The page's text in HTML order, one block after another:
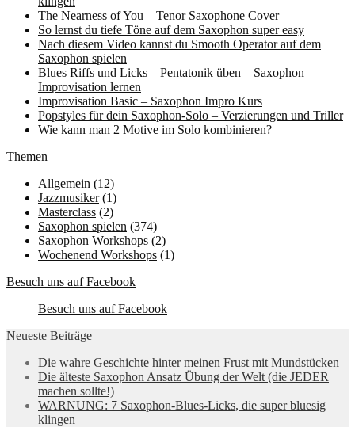
The Nearness of You – Tenor Saxophone Cover
So lernst du tiefe Töne auf dem Saxophon super easy
Nach diesem Video kannst du Smooth Operator auf dem
Saxophon spielen
Blues Riffs und Licks – Pentatonik üben – Saxophon
Improvisation lernen
Improvisation Basic – Saxophon Impro Kurs
Popstyles für dein Saxophon-Solo – Verzierungen und Triller
Wie kann man 2 Motive im Solo kombinieren?
Themen
Allgemein (12)
Jazzmusiker(1)
Masterclass (2)
Saxophon spielen (374)
Saxophon Workshops (2)
Wochenend Workshops (1)
Besuch uns auf Facebook
Besuch uns auf Facebook
Neueste Beiträge
Die wahre Geschichte hinter meinen Frust mit Mundstücken
Die älteste Saxophon Ansatz Übung der Welt (die JEDER
machen sollte!)
WARNUNG: 7 Saxophon-Blues-Licks, die super bluesig
klingen